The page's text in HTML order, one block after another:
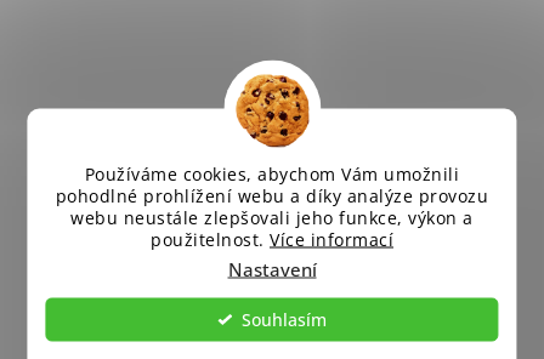
Používáme cookies, abychom Vám umožnili
pohodlné prohlížení webu a díky analýze provozu
webu neustále zlepšovali jeho funkce, výkon a
použitelnost. Více informací
Nastavení
Souhlasím